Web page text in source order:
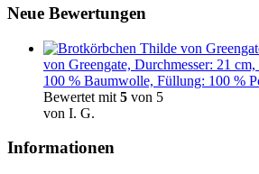
Neue Bewertungen
von Greengate, Durchmesser: 21
100 % Baumwolle, Füllung: 100 %
Bewertet mit 5 von 5
von I. G.
Informationen